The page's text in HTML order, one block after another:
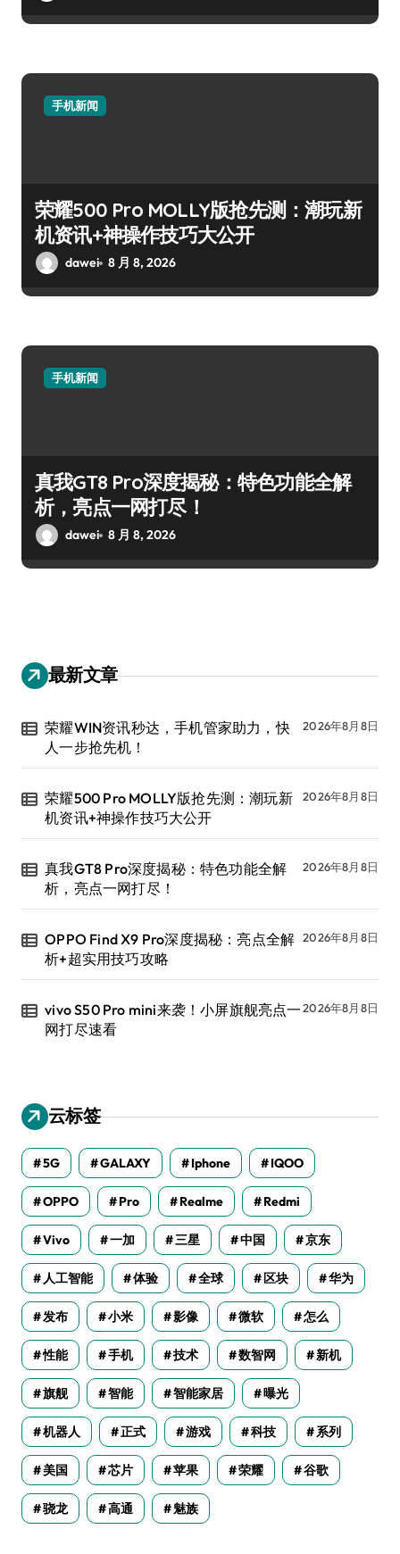
手机新闻
荣耀500 Pro MOLLY版抢先测：潮玩新
机资讯+神操作技巧大公开
dawei 8 月 8, 2026
手机新闻
真我GT8 Pro深度揭秘：特色功能全解
析，亮点一网打尽！
dawei 8 月 8, 2026
最新文章
荣耀WIN资讯秒达，手机管家助力，快
人一步抢先机！
2026年8月8日
荣耀500 Pro MOLLY版抢先测：潮玩新
机资讯+神操作技巧大公开
2026年8月8日
真我GT8 Pro深度揭秘：特色功能全解
析，亮点一网打尽！
2026年8月8日
OPPO Find X9 Pro深度揭秘：亮点全解
析+超实用技巧攻略
2026年8月8日
vivo S50 Pro mini来袭！小屏旗舰亮点一
网打尽速看
2026年8月8日
云标签
5G GALAXY Iphone IQOO
OPPO Pro Realme Redmi
Vivo 一加 三星 中国 京东
人工智能 体验 全球 区块 华为
发布 小米 影像 微软 怎么
性能 手机 技术 数智网 新机
旗舰 智能 智能家居 曝光
机器人 正式 游戏 科技 系列
美国 芯片 苹果 荣耀 谷歌
骁龙 高通 魅族